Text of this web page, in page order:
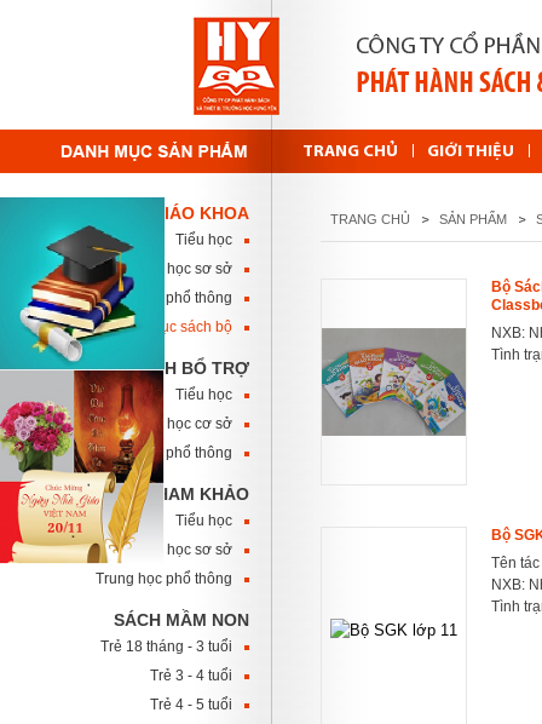
TRANG CHỦ GIỚI THIỆU
SÁCH GIÁO KHOA
Tiểu học
Trung học sơ sở
Trung học phổ thông
Danh mục sách bộ
SÁCH BỔ TRỢ
Tiểu học
Trung học cơ sở
Trung học phổ thông
SÁCH THAM KHẢO
Tiểu học
Trung học sơ sở
Trung học phổ thông
SÁCH MẦM NON
Trẻ 18 tháng - 3 tuổi
Trẻ 3 - 4 tuổi
Trẻ 4 - 5 tuổi
TRANG CHỦ SẢN PHẨM
Bộ
NXB:
Tình
Bộ
Tên
NXB:
Tình